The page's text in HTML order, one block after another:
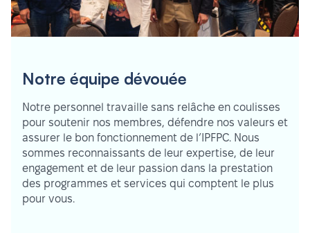
Notre équipe dévouée
Notre personnel travaille sans relâche en coulisses
pour soutenir nos membres, défendre nos valeurs et
assurer le bon fonctionnement de l’IPFPC. Nous
sommes reconnaissants de leur expertise, de leur
engagement et de leur passion dans la prestation
des programmes et services qui comptent le plus
pour vous.